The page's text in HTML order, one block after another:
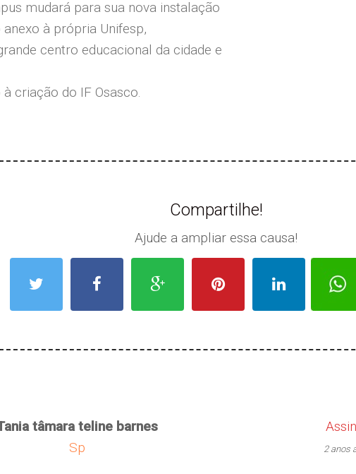
mudará para sua nova instalação
à própria Unifesp,
centro educacional da cidade e
criação do IF Osasco.
Compartilhe!
Ajude a ampliar essa causa!
tâmara teline barnes
Sp
2 anos